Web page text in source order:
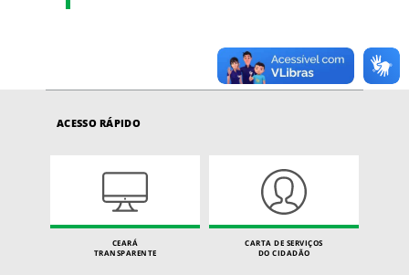
ACESSO RÁPIDO
CEARÁ
TRANSPARENTE
CARTA DE SERVIÇOS
DO CIDADÃO